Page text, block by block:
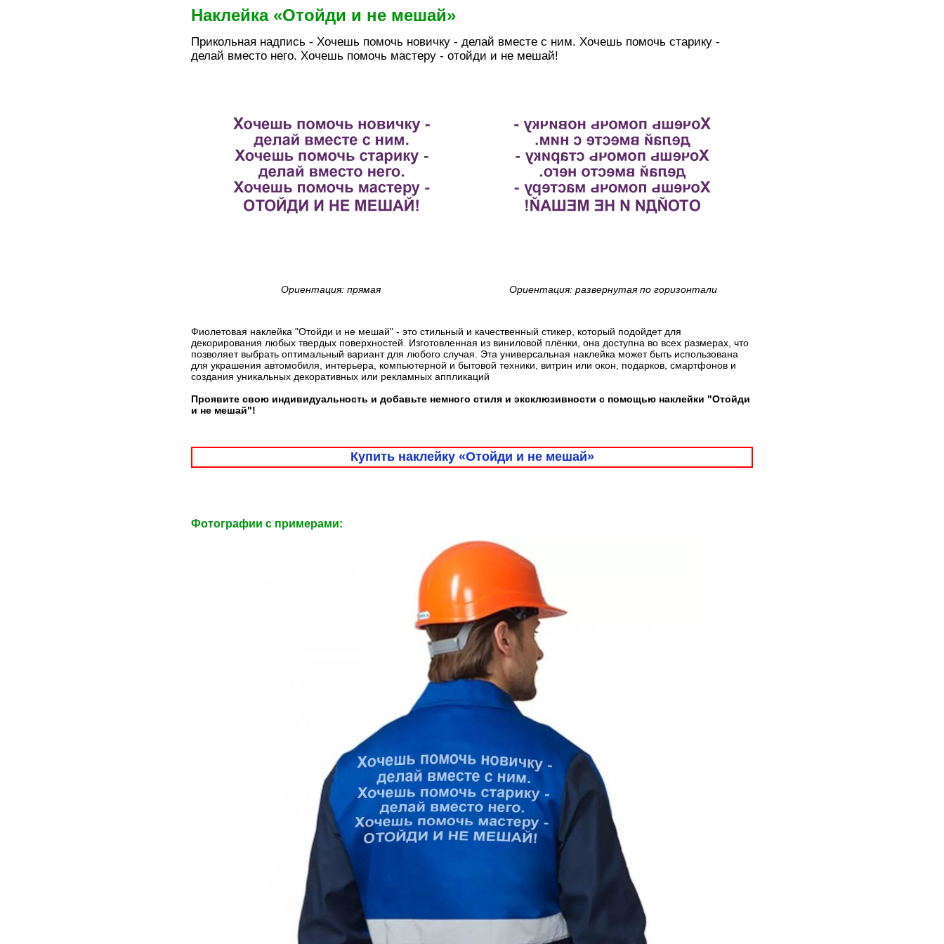
Наклейка «Отойди и не мешай»
Прикольная надпись - Хочешь помочь новичку - делай вместе с ним. Хочешь помочь старику -
делай вместо него. Хочешь помочь мастеру - отойди и не мешай!
Ориентация: прямая Ориентация: развернутая по горизонтали
Фиолетовая наклейка "Отойди и не мешай" - это стильный и качественный стикер, который подойдет для
декорирования любых твердых поверхностей. Изготовленная из виниловой плёнки, она доступна во всех размерах, что
позволяет выбрать оптимальный вариант для любого случая. Эта универсальная наклейка может быть использована
для украшения автомобиля, интерьера, компьютерной и бытовой техники, витрин или окон, подарков, смартфонов и
создания уникальных декоративных или рекламных аппликаций
Проявите свою индивидуальность и добавьте немного стиля и эксклюзивности с помощью наклейки "Отойди
и не мешай"!
Купить наклейку «Отойди и не мешай»
Фотографии c примерами: